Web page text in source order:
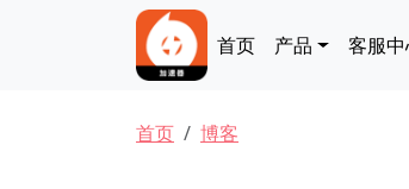
Main navigation
首页 产品 客服
面包屑
首页 博客